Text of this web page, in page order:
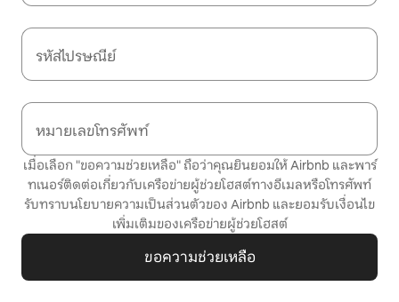
รหัสไปรษณีย์
หมายเลขโทรศัพท์
เมื่อเลือก "ขอความช่วยเหลือ" ถือว่าคุณยินยอมให้ Airbnb และพาร์
ทเนอร์ติดต่อเกี่ยวกับเครือข่ายผู้ช่วยโฮสต์ทางอีเมลหรือโทรศัพท์
รับทราบนโยบายความเป็นส่วนตัวของ Airbnb และยอมรับเงื่อนไข
เพิ่มเติมของเครือข่ายผู้ช่วยโฮสต์
ขอความช่วยเหลือ